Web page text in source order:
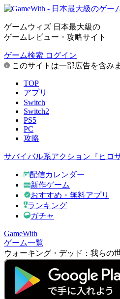
ゲームウィズ 日本最大級の
ゲームレビュー・攻略サイト
ゲーム検索 ログイン
このサイトは一部広告を含み
TOP
アプリ
Switch
Switch2
PS5
PC
攻略
サバイバル系アクション『ヒロ
配信カレンダー
新作ゲーム
おすすめ・無料アプリ
ランキング
ガチャ
GameWith
ゲーム一覧
ウォーキング・デッド：我らの